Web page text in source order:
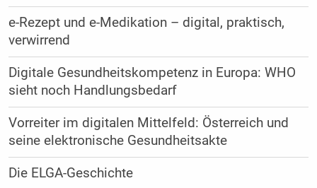
e-Rezept und e-Medikation – digital, praktisch,
verwirrend
Digitale Gesundheitskompetenz in Europa: WHO
sieht noch Handlungsbedarf
Vorreiter im digitalen Mittelfeld: Österreich und
seine elektronische Gesundheitsakte
Die ELGA-Geschichte